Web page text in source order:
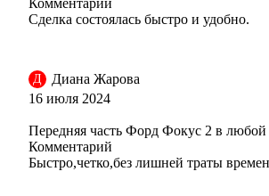
Комментарий
Сделка состоялась быстро и удобно.
Д
Диана Жарова
16 июля 2024
Передняя часть Форд Фокус 2 в любой
Комментарий
Быстро,четко,без лишней траты